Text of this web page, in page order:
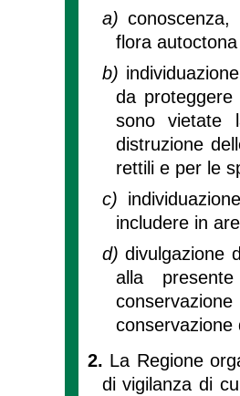
a)
flora
b)
da
sono vietate
distruzione
rettili e per le
c)
includere in
d)divulgazione
alla
conservazione
2. La Regione
di vigilanza di